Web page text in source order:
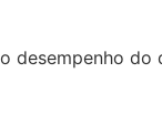
desempenho do